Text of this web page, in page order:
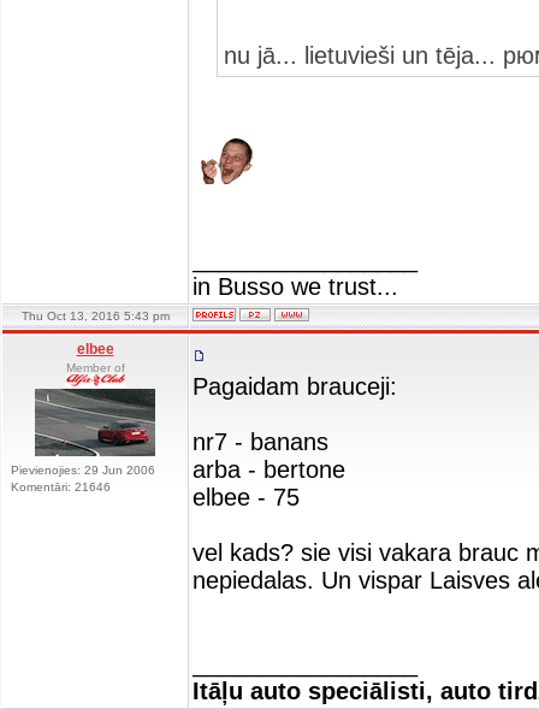
nu jā... lietuvieši un tēja...
in Busso we trust...
Thu Oct 13, 2016 5:43 pm
elbee
Member of
Pievienojies: 29 Jun 2006
Komentāri: 21646
Pagaidam brauceji:
nr7 - banans
arba - bertone
elbee - 75
vel kads? sie visi vakara brauc
nepiedalas. Un vispar Laisves
Itāļu auto speciālisti, auto